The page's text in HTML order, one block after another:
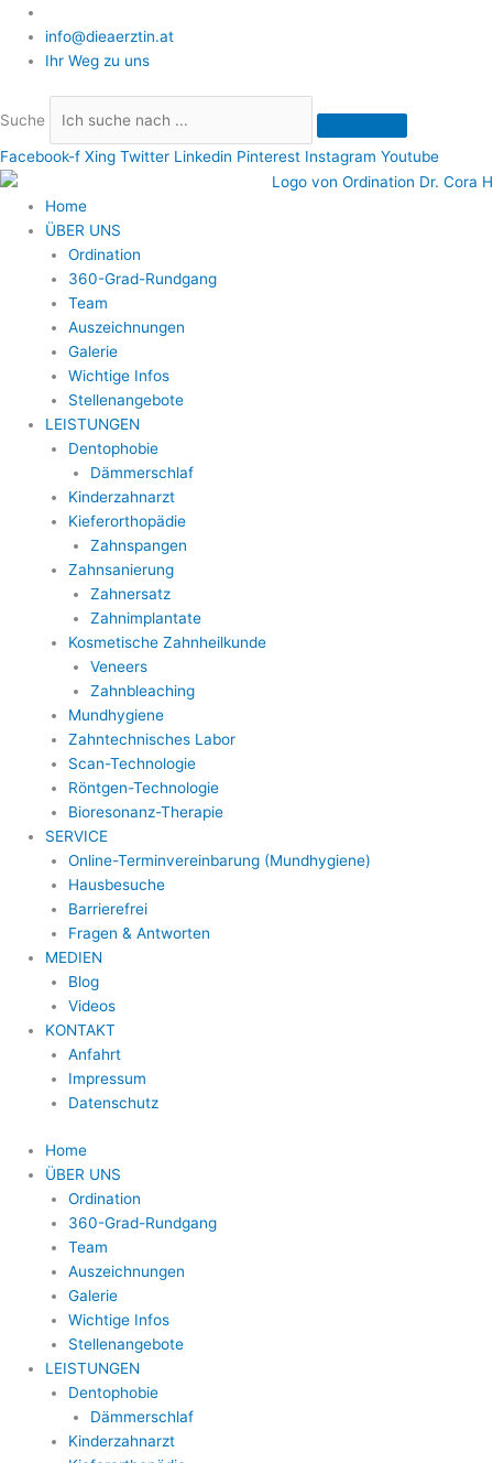
Zum
Inhalt
springen
info@dieaerztin.at
Ihr Weg zu uns
Suche
Facebook-f Xing Twitter Linkedin Pinterest Instagram Youtube
Home
ÜBER UNS
Ordination
360-Grad-Rundgang
Team
Auszeichnungen
Galerie
Wichtige Infos
Stellenangebote
LEISTUNGEN
Dentophobie
Dämmerschlaf
Kinderzahnarzt
Kieferorthopädie
Zahnspangen
Zahnsanierung
Zahnersatz
Zahnimplantate
Kosmetische Zahnheilkunde
Veneers
Zahnbleaching
Mundhygiene
Zahntechnisches Labor
Scan-Technologie
Röntgen-Technologie
Bioresonanz-Therapie
SERVICE
Online-Terminvereinbarung (Mundhygiene)
Hausbesuche
Barrierefrei
Fragen & Antworten
MEDIEN
Blog
Videos
KONTAKT
Anfahrt
Impressum
Datenschutz
Home
ÜBER UNS
Ordination
360-Grad-Rundgang
Team
Auszeichnungen
Galerie
Wichtige Infos
Stellenangebote
LEISTUNGEN
Dentophobie
Dämmerschlaf
Kinderzahnarzt